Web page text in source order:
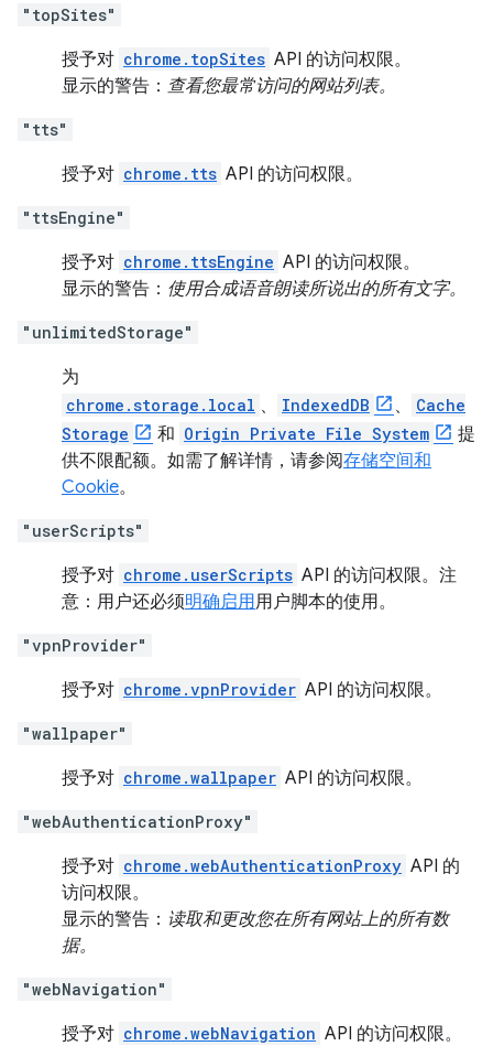
"topSites"
授予对 chrome.topSites API 的访问权限。
显示的警告： 查看您最常访问的网站列表。
"tts"
授予对 chrome.tts API 的访问权限。
"ttsEngine"
授予对 chrome.ttsEngine API 的访问权限。
显示的警告： 使用合成语音朗读所说出的所有文字。
"unlimitedStorage"
为
chrome.storage.local 、 IndexedDB 、
Cache
Storage
和 Origin Private File System
提
供不限配额。如需了解详情，请参阅存储空间和
Cookie。
"userScripts"
授予对 chrome.userScripts API 的访问权限。注
意：用户还必须明确启用用户脚本的使用。
"vpnProvider"
授予对 chrome.vpnProvider API 的访问权限。
"wallpaper"
授予对 chrome.wallpaper API 的访问权限。
"webAuthenticationProxy"
授予对 chrome.webAuthenticationProxy API 的
访问权限。
显示的警告： 读取和更改您在所有网站上的所有数
据。
"webNavigation"
授予对 chrome.webNavigation API 的访问权限。